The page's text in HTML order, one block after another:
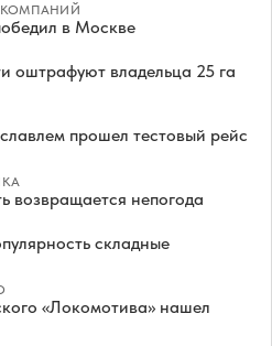
в Москве
оштрафуют владельца 25 га
прошел тестовый рейс
возвращается непогода
складные
«Локомотива» нашел